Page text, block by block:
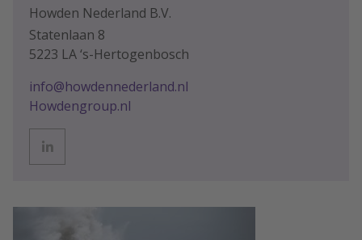
Howden Nederland B.V.
Statenlaan 8
5223 LA ‘s-Hertogenbosch
info@howdennederland.nl
Howdengroup.nl